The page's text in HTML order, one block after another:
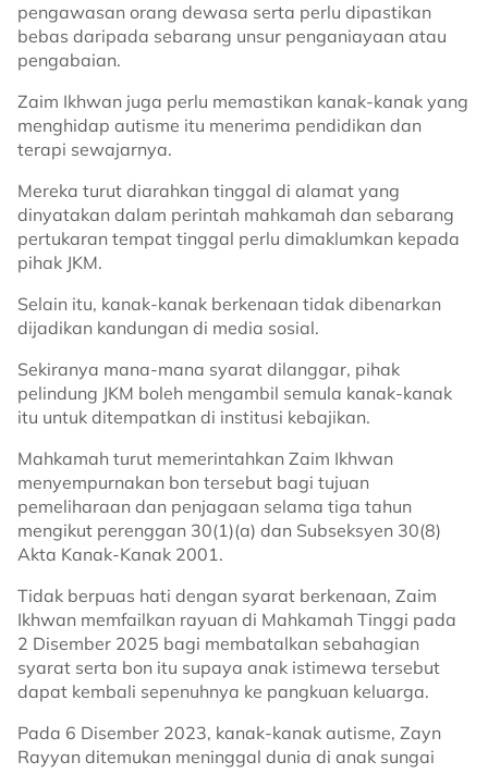
pengawasan orang dewasa serta perlu dipastikan
bebas daripada sebarang unsur penganiayaan atau
pengabaian.
Zaim Ikhwan juga perlu memastikan kanak-kanak yang
menghidap autisme itu menerima pendidikan dan
terapi sewajarnya.
Mereka turut diarahkan tinggal di alamat yang
dinyatakan dalam perintah mahkamah dan sebarang
pertukaran tempat tinggal perlu dimaklumkan kepada
pihak JKM.
Selain itu, kanak-kanak berkenaan tidak dibenarkan
dijadikan kandungan di media sosial.
Sekiranya mana-mana syarat dilanggar, pihak
pelindung JKM boleh mengambil semula kanak-kanak
itu untuk ditempatkan di institusi kebajikan.
Mahkamah turut memerintahkan Zaim Ikhwan
menyempurnakan bon tersebut bagi tujuan
pemeliharaan dan penjagaan selama tiga tahun
mengikut perenggan 30(1)(a) dan Subseksyen 30(8)
Akta Kanak-Kanak 2001.
Tidak berpuas hati dengan syarat berkenaan, Zaim
Ikhwan memfailkan rayuan di Mahkamah Tinggi pada
2 Disember 2025 bagi membatalkan sebahagian
syarat serta bon itu supaya anak istimewa tersebut
dapat kembali sepenuhnya ke pangkuan keluarga.
Pada 6 Disember 2023, kanak-kanak autisme, Zayn
Rayyan ditemukan meninggal dunia di anak sungai